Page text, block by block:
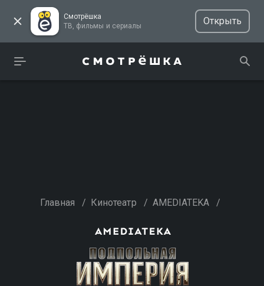
Смотрёшка
ТВ, фильмы и сериалы
Открыть
Главная / Кинотеатр / AMEDIATEKA /